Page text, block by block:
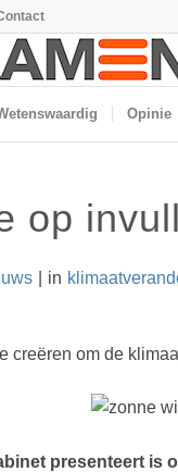
Opinie
op
in
creëren om de
presenteert is